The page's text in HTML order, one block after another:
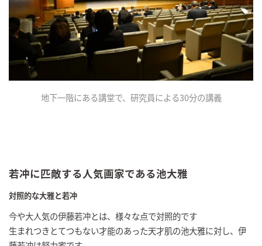
地下一階にある講堂で、研究員による30分の講義
若冲に匹敵する人気画家である池大雅
対照的な大雅と若冲
今や大人気の伊藤若冲とは、様々な点で対照的です
生まれつきとてつもない才能のあった天才肌の池大雅に対し、伊